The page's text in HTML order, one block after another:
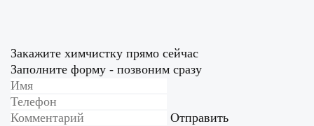
Закажите химчистку прямо сейчас
Заполните форму - позвоним сразу
Отправить